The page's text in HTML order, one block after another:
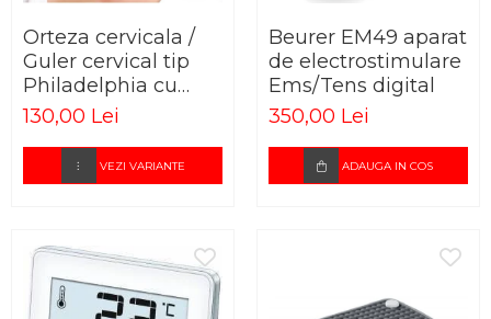
Orteza cervicala /
Guler cervical tip
Philadelphia cu
deschidere traheala
130,00 Lei
VEZI VARIANTE
Beurer EM49 aparat
de electrostimulare
Ems/Tens digital
350,00 Lei
ADAUGA IN COS